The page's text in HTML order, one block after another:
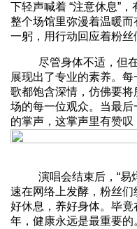
下轻声喊着 “注意休息”，
整个场馆里弥漫着温暖
一躬，用行动回应着粉丝
尽管身体不适，但在
展现出了专业的素养。
歌都饱含深情，仿佛要
场的每一位观众。当最
的掌声，这掌声里有赞叹
演唱会结束后，“易烊
速在网络上发酵，粉丝
好休息，养好身体。毕
年，健康永远是最重要